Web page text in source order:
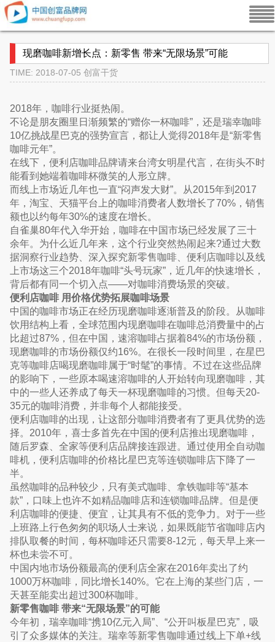
现磨咖啡新增长点：新零售 带来“无限场景”可能
TIME: 2018-07-05 创富干货
2018年，咖啡行业挺热闹。
不论是朋友圈里日渐频繁的“赠你一杯咖啡”，还是瑞幸咖啡
10亿挑战星巴克的强势宣言，都让人觉得2018年是“新零售
咖啡元年”。
在线下，便利店咖啡品牌请来台湾女明星代言，在街头不时
能看到她端着咖啡杯微笑的人形立牌。
而线上市场近几年也一直“闷声发大财”。从2015年到2017
年，淘宝、天猫平台上的咖啡消费者人数增长了70%，销售
额也以约每年30%的速度在增长。
自雀巢80年代入华开始，咖啡在中国市场已经发展了三十
余年。为什么近几年来，这个行业突然热闹起来?通过大数
据洞察行业趋势、深入探究新零售咖啡、便利店咖啡以及线
上市场这三个2018年咖啡“头号玩家”，近几年的快速增长，
背后都有同一个切入点——对咖啡消费场景的突破。
便利店咖啡 用价格优势拓展咖啡场景
中国的咖啡市场正在经历现磨咖啡逐渐普及的阶段。从咖啡
饮用结构上看，全球范围内现磨咖啡在咖啡总消费量中的占
比超过87%，但在中国，速溶咖啡占据着84%的市场份额，
现磨咖啡的市场份额仅约16%。在很长一段时间里，在星巴
克等咖啡店喝现磨咖啡属于“时髦”的事情。不过在这些品牌
的影响下，一些原本喝速溶咖啡的人开始转向现磨咖啡，其
中的一些人还养成了每天一杯现磨咖啡的习惯。但每天20-
35元的咖啡消费，并非每个人都能接受。
便利店咖啡的出现，让这部分咖啡消费者有了更具优势的选
择。2010年，喜士多首先在中国的便利店推出现磨咖啡，
随后罗森、全家等便利店品牌接连跟进。通过使用全自动咖
啡机，便利店咖啡的价格比星巴克等连锁咖啡店下降了一
半。
虽然咖啡的品种较少，只有美式咖啡、拿铁咖啡等“基本
款”，口味上也许不如精品咖啡店和连锁咖啡品牌。但是便
利店咖啡的便捷、便宜，让其具有不低的竞争力。对于一些
上班路上行色匆匆的职场人士来说，如果既能节省咖啡店内
排队取餐的时间，每杯咖啡还只需要8-12元，每天早上来一
杯也未尝不可。
中国内地市场份额最高的便利店全家在2016年卖出了约
1000万杯咖啡，同比增长140%。它在上海的某些门店，一
天甚至能卖出超过300杯咖啡。
新零售咖啡 带来“无限场景”的可能
今年初，瑞幸咖啡“携10亿元入局”、“公开叫板星巴克”，吸
引了众多媒体的关注。瑞幸等新零售咖啡通过线上下单+线